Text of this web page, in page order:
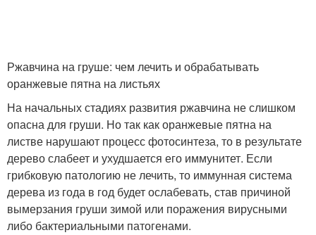
Ржавчина на груше: чем лечить и обрабатывать
оранжевые пятна на листьях
На начальных стадиях развития ржавчина не слишком
опасна для груши. Но так как оранжевые пятна на
листве нарушают процесс фотосинтеза, то в результате
дерево слабеет и ухудшается его иммунитет. Если
грибковую патологию не лечить, то иммунная система
дерева из года в год будет ослабевать, став причиной
вымерзания груши зимой или поражения вирусными
либо бактериальными патогенами.